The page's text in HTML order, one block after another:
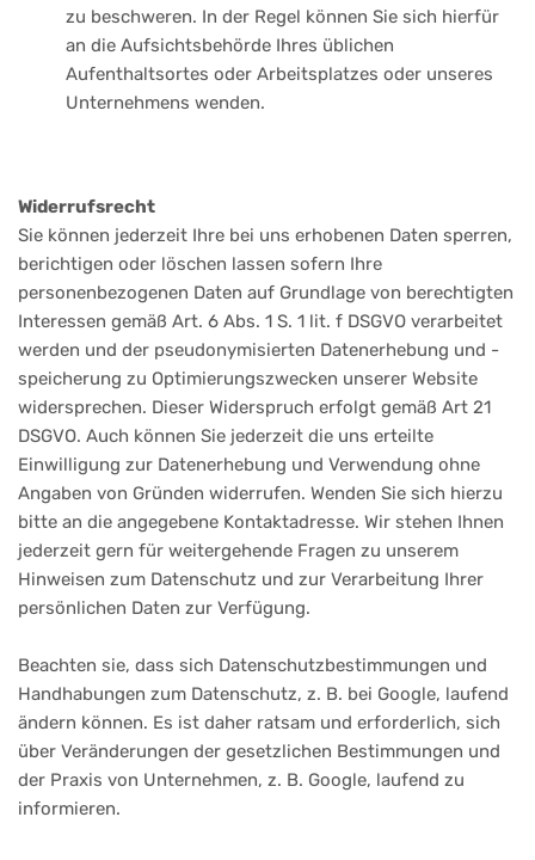
zu beschweren. In der Regel können Sie sich hierfür
an die Aufsichtsbehörde Ihres üblichen
Aufenthaltsortes oder Arbeitsplatzes oder unseres
Unternehmens wenden.
Widerrufsrecht
Sie können jederzeit Ihre bei uns erhobenen Daten sperren,
berichtigen oder löschen lassen sofern Ihre
personenbezogenen Daten auf Grundlage von berechtigten
Interessen gemäß Art. 6 Abs. 1 S. 1 lit. f DSGVO verarbeitet
werden und der pseudonymisierten Datenerhebung und -
speicherung zu Optimierungszwecken unserer Website
widersprechen. Dieser Widerspruch erfolgt gemäß Art 21
DSGVO. Auch können Sie jederzeit die uns erteilte
Einwilligung zur Datenerhebung und Verwendung ohne
Angaben von Gründen widerrufen. Wenden Sie sich hierzu
bitte an die angegebene Kontaktadresse. Wir stehen Ihnen
jederzeit gern für weitergehende Fragen zu unserem
Hinweisen zum Datenschutz und zur Verarbeitung Ihrer
persönlichen Daten zur Verfügung.
Beachten sie, dass sich Datenschutzbestimmungen und
Handhabungen zum Datenschutz, z. B. bei Google, laufend
ändern können. Es ist daher ratsam und erforderlich, sich
über Veränderungen der gesetzlichen Bestimmungen und
der Praxis von Unternehmen, z. B. Google, laufend zu
informieren.